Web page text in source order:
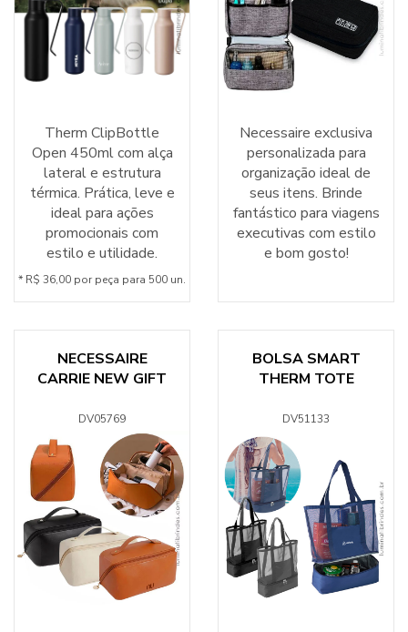
Therm ClipBottle
Open 450ml com alça
lateral e estrutura
térmica. Prática, leve e
ideal para ações
promocionais com
estilo e utilidade.
* R$ 36,00 por peça para 500 un.
Necessaire exclusiva
personalizada para
organização ideal de
seus itens. Brinde
fantástico para viagens
executivas com estilo
e bom gosto!
NECESSAIRE
CARRIE NEW GIFT
DV05769
BOLSA SMART
THERM TOTE
DV51133